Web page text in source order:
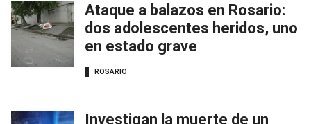
Ataque a balazos en Rosario:
dos adolescentes heridos, uno
en estado grave
ROSARIO
Investigan la muerte de un